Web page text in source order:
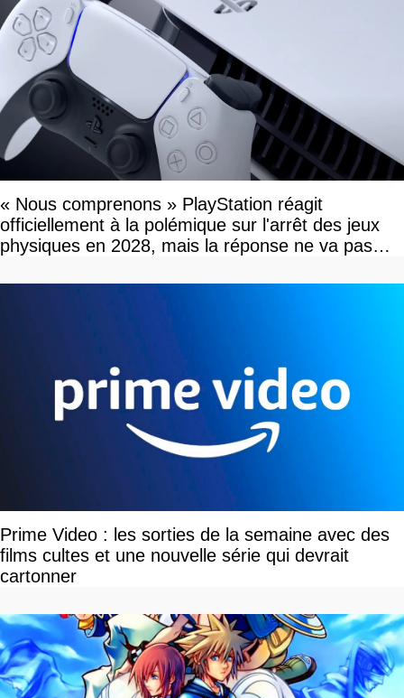
« Nous comprenons » PlayStation réagit
officiellement à la polémique sur l'arrêt des jeux
physiques en 2028, mais la réponse ne va pas
Prime Video : les sorties de la semaine avec des
films cultes et une nouvelle série qui devrait
cartonner